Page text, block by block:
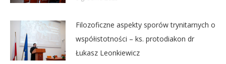
Filozoficzne aspekty sporów trynitarnych o
współistotności – ks. protodiakon dr
Łukasz Leonkiewicz